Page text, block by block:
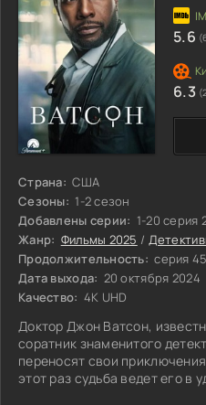
Страна: США
Сезоны: 1-2 сезон
Добавлены серии: 1-20 серия
Жанр: Фильмы 2025 /
Продолжительность: серия
Дата выхода: 20 октября 2024
Качество: 4K UHD
Доктор Джон Ватсон,
соратник знаменитого
переносят свои
этот раз судьба ведет его в
5.6
6.3